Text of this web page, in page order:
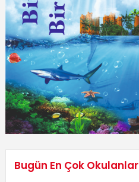
Bugün En Çok Okulanlar